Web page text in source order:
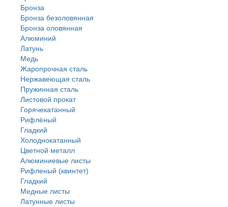
Бронза
Бронза безоловянная
Бронза оловянная
Алюминий
Латунь
Медь
Жаропрочная сталь
Нержавеющая сталь
Пружинная сталь
Листовой прокат
Горячекатанный
Рифлёный
Гладкий
Холоднокатанный
Цветной металл
Алюминиевые листы
Рифленый (квинтет)
Гладкий
Медные листы
Латунные листы